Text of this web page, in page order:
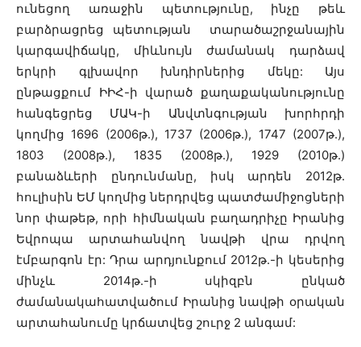
ունեցող առաջին պետությունը, ինչը թեև
բարձրացրեց պետության տարածաշրջանային
կարգավիճակը, միևնույն ժամանակ դարձավ
երկրի գլխավոր խնդիրներից մեկը: Այս
ընթացքում ԻԻՀ-ի վարած քաղաքականությունը
հանգեցրեց ՄԱԿ-ի Անվտնգության խորհրդի
կողմից 1696 (2006թ.), 1737 (2006թ.), 1747 (2007թ.),
1803 (2008թ.), 1835 (2008թ.), 1929 (2010թ.)
բանաձևերի ընդունմանը, իսկ արդեն 2012թ.
հուլիսին ԵՄ կողմից ներդրվեց պատժամիջոցների
նոր փաթեթ, որի հիմնական բաղադրիչը Իրանից
Եվրոպա արտահանվող նավթի վրա դրվող
էմբարգոն էր: Դրա արդյունքում 2012թ.-ի կեսերից
մինչև 2014թ.-ի սկիզբն ընկած
ժամանակահատվածում Իրանից նավթի օրական
արտահանումը կրճատվեց շուրջ 2 անգամ: